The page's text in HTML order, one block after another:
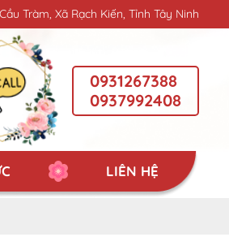
Tràm, Xã Rạch Kiến, Tỉnh Tây Ninh
0931267388
0937992408
LIÊN HỆ